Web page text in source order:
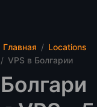
Главная
Locations
VPS в Болгарии
Болгари